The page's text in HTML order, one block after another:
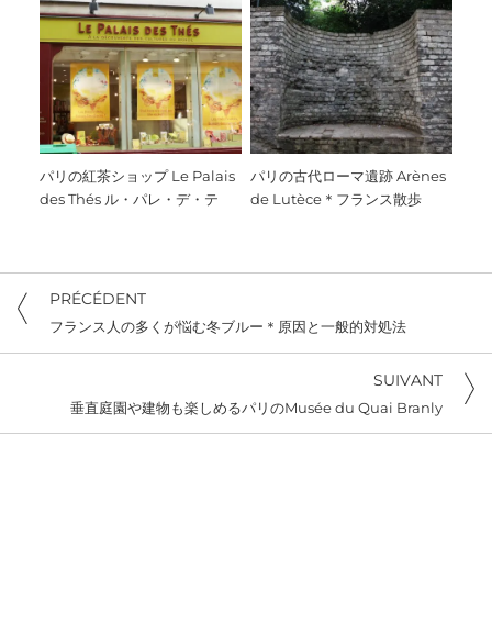
パリの紅茶ショップ Le Palais
des Thés ル・パレ・デ・テ
パリの古代ローマ遺跡 Arènes
de Lutèce＊フランス散歩
PRÉCÉDENT
フランス人の多くが悩む冬ブルー＊原因と一般的対処法
SUIVANT
垂直庭園や建物も楽しめるパリのMusée du Quai Branly